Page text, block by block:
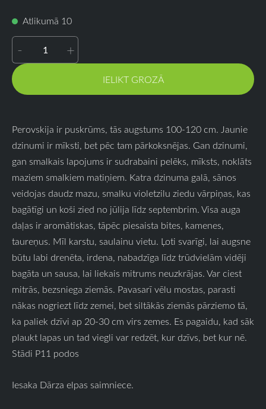
Atlikumā 10
- +
IELIKT GROZĀ
Perovskija ir puskrūms, tās augstums 100-120 cm. Jaunie
dzinumi ir mīksti, bet pēc tam pārkoksnējas. Gan dzinumi,
gan smalkais lapojums ir sudrabaini pelēks, mīksts, noklāts
maziem smalkiem matiņiem. Katra dzinuma galā, sānos
veidojas daudz mazu, smalku violetzilu ziedu vārpiņas, kas
bagātīgi un koši zied no jūlija līdz septembrim. Visa auga
daļas ir aromātiskas, tāpēc piesaista bites, kamenes,
taureņus. Mīl karstu, saulainu vietu. Ļoti svarīgi, lai augsne
būtu labi drenēta, irdena, nabadzīga līdz trūdvielām vidēji
bagāta un sausa, lai liekais mitrums neuzkrājas. Var ciest
mitrās, bezsniega ziemās. Pavasarī vēlu mostas, parasti
nākas nogriezt līdz zemei, bet siltākās ziemās pārziemo tā,
ka paliek dzīvi ap 20-30 cm virs zemes. Es pagaidu, kad sāk
plaukt lapas un tad viegli var redzēt, kur dzīvs, bet kur nē.
Stādi P11 podos
Iesaka Dārza elpas saimniece.